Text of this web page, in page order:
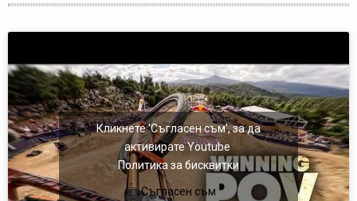
Кликнете 'Съгласен съм', за да
активирате Youtube
Политика за бисквитки
Съгласен съм